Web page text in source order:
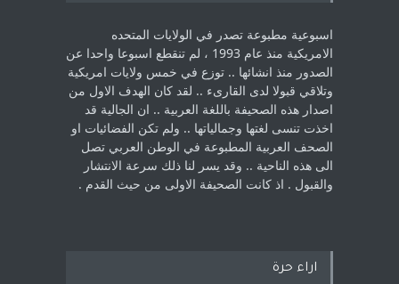
اسبوعية مطبوعة تصدر في الولايات المتحده
الامريكية منذ عام 1993 ، لم ‏تنقطع اسبوعا واحدا عن
الصدور منذ انشائها .. توزع في خمس ولايات امريكية
‏وتلاقي قبولا لدى القارىء ..‏ لقد كان الهدف الاول من
اصدار هذه الصحيفة باللغة العربية .. ان الجالية قد
اخذت ‏تنسى لغتها وجمالياتها .. ولم تكن الفضائيات او
الصحف العربية المطبوعة في الوطن ‏العربي تصل
الى هذه الناحية .. وقد يسر لنا ذلك سرعة الانتشار
والقبول . اذ كانت ‏الصحيفة الاولى من حيث القدم . ‏
اراء حرة